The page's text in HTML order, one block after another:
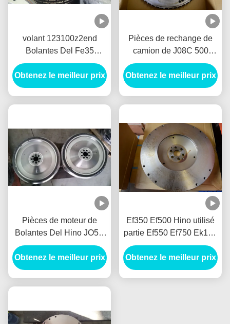
volant 123100z2end
Bolantes Del Fe35
Volantes Nissan des
pièces de moteur de
12310-0z2end Hino Ud40
Obtenez le meilleur prix
Pièces de rechange de
camion de J08C 500
Hino, volant 13450-2830
Bolantes Del J08C
Volantes JO8C
Obtenez le meilleur prix
Pièces de moteur de
Bolantes Del Hino JO5C
JO5E Volantes EF350
EF500 EF550 EF750
Obtenez le meilleur prix
Ef350 Ef500 Hino utilisé
partie Ef550 Ef750 Ek100
El100 Em100 Ep100
Er100 Er200 F17e F17d
F17c
Obtenez le meilleur prix